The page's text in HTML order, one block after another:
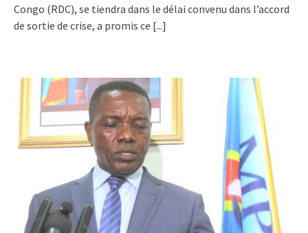
Congo (RDC), se tiendra dans le délai convenu dans l’accord
de sortie de crise, a promis ce [...]